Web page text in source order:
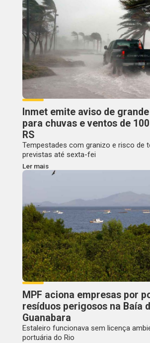
Inmet emite aviso de
para chuvas e ventos de
RS
Tempestades com granizo e risco de
previstas até sexta-fei
Ler mais
MPF aciona empresas por
resíduos perigosos na Baía
Guanabara
Estaleiro funcionava sem licença
portuária do Rio